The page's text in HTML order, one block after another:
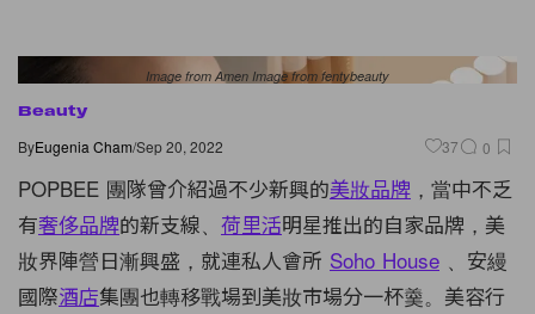
Image from Amen Image from fentybeauty
Beauty
ByEugenia Cham/Sep 20, 2022 37 0
POPBEE 團隊曾介紹過不少新興的美妝品牌 ，當中不乏
有奢侈品牌的新支線、 荷里活明星推出的自家品牌，美
妝界陣營日漸興盛，就連私人會所 Soho House 、安縵
國際酒店集團也轉移戰場到美妝市場分一杯羹。美容行